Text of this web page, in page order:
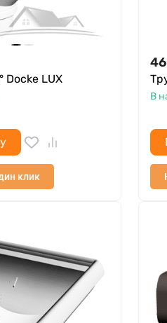
Docke LUX
клик
В